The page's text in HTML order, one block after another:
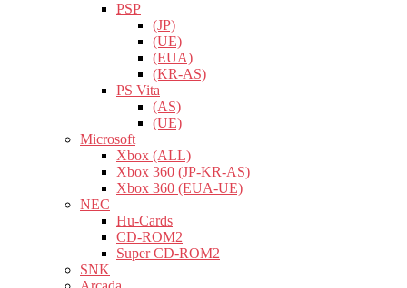
PSP
(JP)
(UE)
(EUA)
(KR-AS)
PS Vita
(AS)
(UE)
Microsoft
Xbox (ALL)
Xbox 360 (JP-KR-AS)
Xbox 360 (EUA-UE)
NEC
Hu-Cards
CD-ROM2
Super CD-ROM2
SNK